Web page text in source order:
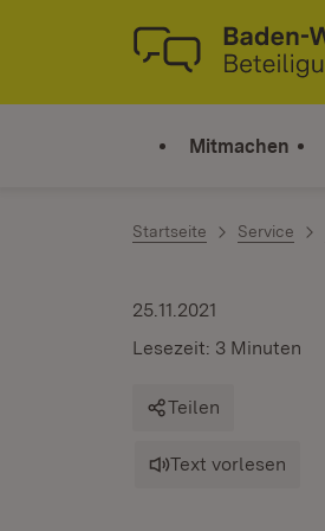
Zum Inhalt springen
Link zur Startseite
Mitmachen
Startseite Service
25.11.2021
Lesezeit: 3 Minuten
Teilen
Text vorlesen